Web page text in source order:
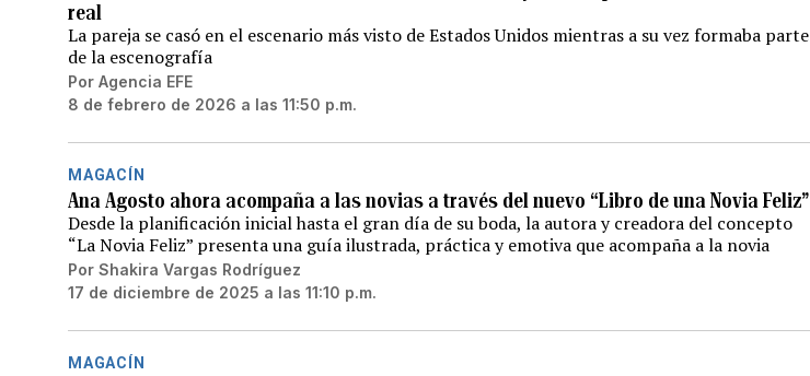
real
La pareja se casó en el escenario más visto de Estados Unidos mientras a su vez formaba parte
de la escenografía
Por Agencia EFE
8 de febrero de 2026 a las 11:50 p.m.
MAGACÍN
Ana Agosto ahora acompaña a las novias a través del nuevo “Libro de una Novia Feliz”
Desde la planificación inicial hasta el gran día de su boda, la autora y creadora del concepto
“La Novia Feliz” presenta una guía ilustrada, práctica y emotiva que acompaña a la novia
Por Shakira Vargas Rodríguez
17 de diciembre de 2025 a las 11:10 p.m.
MAGACÍN